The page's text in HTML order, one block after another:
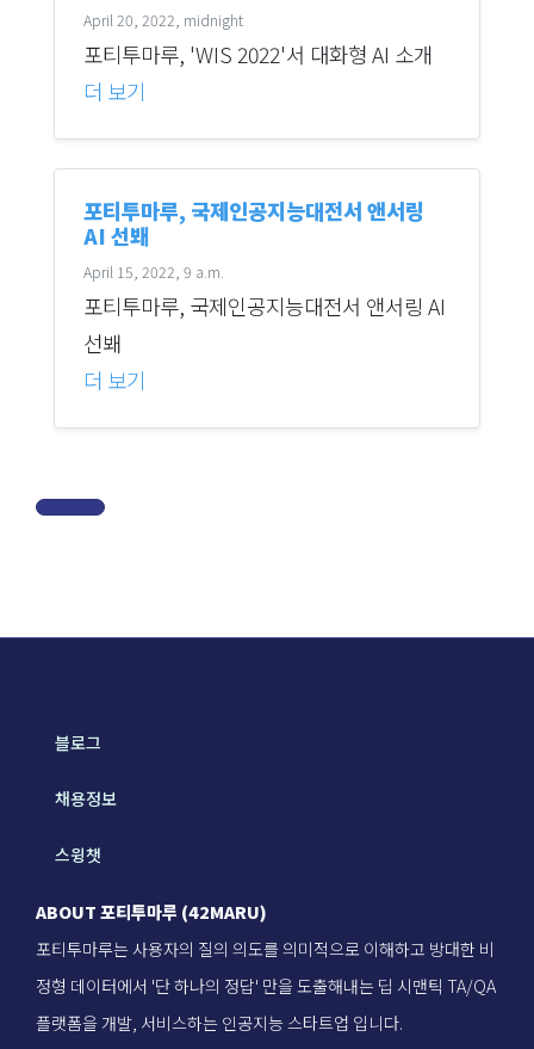
April 20, 2022, midnight
포티투마루, 'WIS 2022'서 대화형 AI 소개
더 보기
포티투마루, 국제인공지능대전서 앤서링
AI 선봬
April 15, 2022, 9 a.m.
포티투마루, 국제인공지능대전서 앤서링 AI
선봬
더 보기
블로그
채용정보
스윙챗
ABOUT 포티투마루 (42MARU)
포티투마루는 사용자의 질의 의도를 의미적으로 이해하고 방대한 비
정형 데이터에서 '단 하나의 정답' 만을 도출해내는 딥 시맨틱 TA/QA
플랫폼을 개발, 서비스하는 인공지능 스타트업 입니다.